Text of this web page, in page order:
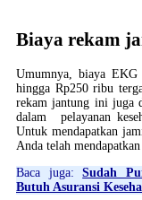
Biaya rekam
Umumnya, biaya
hingga Rp250 ribu
rekam jantung ini juga
dalam pelayanan
Untuk mendapatkan
Anda telah
Baca juga:Sudah
Butuh Asuransi